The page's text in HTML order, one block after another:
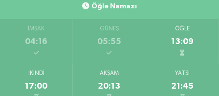
Öğle Namazı
İMSAK
04:16
GÜNEŞ
05:55
ÖĞLE
13:09
İKINDI
17:00
AKŞAM
20:13
YATSI
21:45